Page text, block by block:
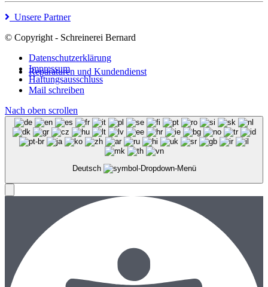
Reparaturen und Kundendienst
Unsere Partner
© Copyright - Schreinerei Bernard
Datenschutzerklärung
Impressum
Haftungsausschluss
Mail schreiben
Nach oben scrollen
Deutsch